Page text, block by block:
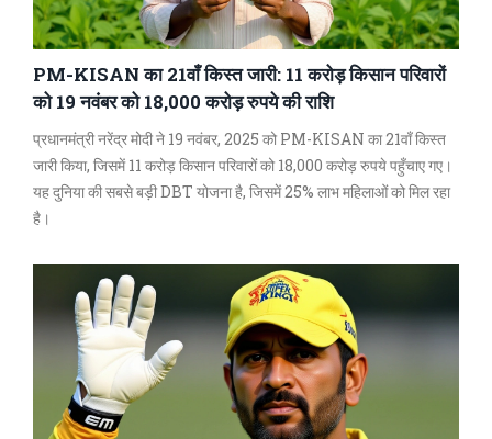
PM-KISAN का 21वाँ किस्त जारी: 11 करोड़ किसान परिवारों
को 19 नवंबर को 18,000 करोड़ रुपये की राशि
प्रधानमंत्री नरेंद्र मोदी ने 19 नवंबर, 2025 को PM-KISAN का 21वाँ किस्त
जारी किया, जिसमें 11 करोड़ किसान परिवारों को 18,000 करोड़ रुपये पहुँचाए गए।
यह दुनिया की सबसे बड़ी DBT योजना है, जिसमें 25% लाभ महिलाओं को मिल रहा
है।